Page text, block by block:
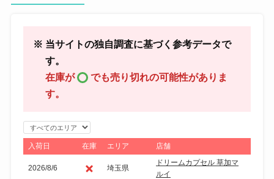
※ 当サイトの独自調査に基づく参考データで
す。
在庫が
でも売り切れの可能性がありま
す。
エ
リ
ア
で
入荷日 在庫 エリア 店舗
2026/8/6 埼玉県
ドリームカプセル 草加マ
ルイ